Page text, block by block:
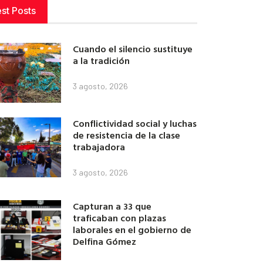
Posts
Cuando el silencio sustituye
a la tradición
3 agosto, 2026
Conflictividad social y luchas
de resistencia de la clase
trabajadora
3 agosto, 2026
Capturan a 33 que
traficaban con plazas
laborales en el gobierno de
Delfina Gómez